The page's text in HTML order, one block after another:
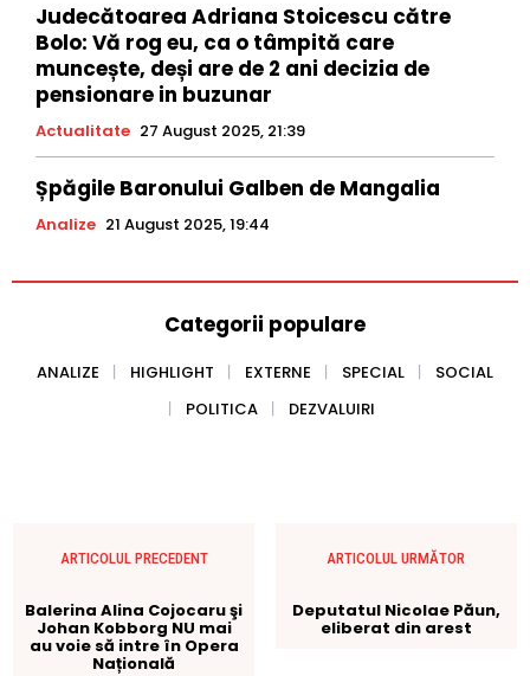
Judecătoarea Adriana Stoicescu către
Bolo: Vă rog eu, ca o tâmpită care
muncește, deși are de 2 ani decizia de
pensionare in buzunar
Actualitate 27 August 2025, 21:39
Șpăgile Baronului Galben de Mangalia
Analize 21 August 2025, 19:44
Categorii populare
ANALIZE HIGHLIGHT EXTERNE SPECIAL
SOCIAL
POLITICA
DEZVALUIRI
ARTICOLUL PRECEDENT
Balerina Alina Cojocaru şi
Johan Kobborg NU mai
au voie să intre în Opera
Națională
ARTICOLUL URMĂTOR
Deputatul Nicolae Păun,
eliberat din arest